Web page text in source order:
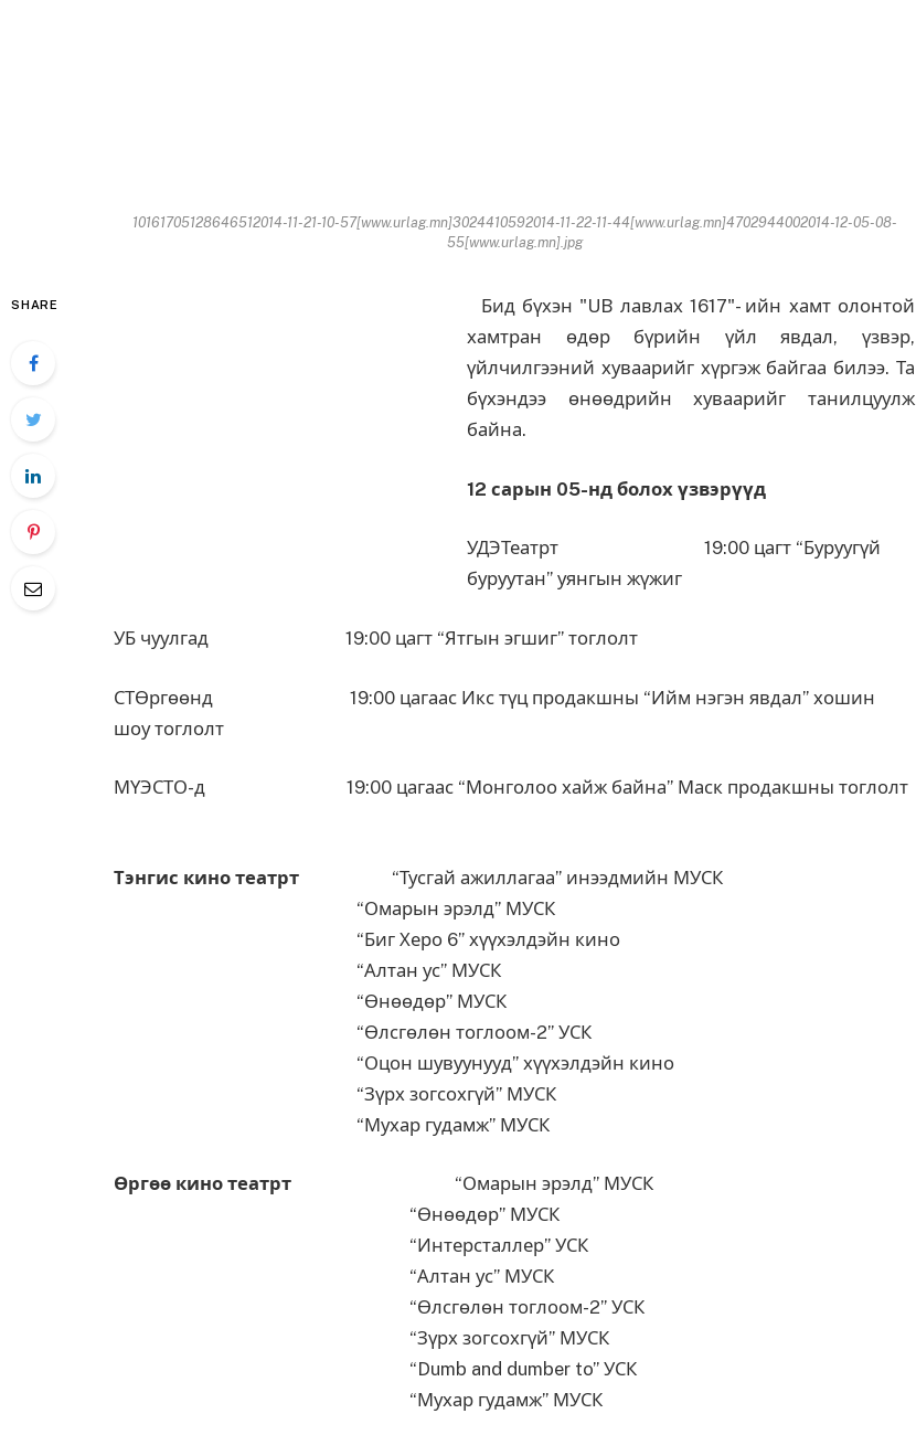
10161705128646512014-11-21-10-57[www.urlag.mn]3024410592014-11-22-11-44[www.urlag.mn]4702944002014-12-05-08-
55[www.urlag.mn].jpg
SHARE
Бид бүхэн "UB лавлах 1617"- ийн хамт олонтой
хамтран өдөр бүрийн үйл явдал, үзвэр,
үйлчилгээний хуваарийг хүргэж байгаа билээ. Та
бүхэндээ өнөөдрийн хуваарийг танилцуулж
байна.
12 сарын 05-нд болох үзвэрүүд
УДЭТеатрт 19:00 цагт “Буруугүй
буруутан” уянгын жүжиг
УБ чуулгад 19:00 цагт “Ятгын эгшиг” тоглолт
СТӨргөөнд 19:00 цагаас Икс түц продакшны “Ийм нэгэн явдал” хошин
шоу тоглолт
МҮЭСТО-д 19:00 цагаас “Монголоо хайж байна” Маск продакшны тоглолт
Тэнгис кино театрт
“Тусгай ажиллагаа” инээдмийн МУСК
“Омарын эрэлд” МУСК
“Биг Херо 6” хүүхэлдэйн кино
“Алтан ус” МУСК
“Өнөөдөр” МУСК
“Өлсгөлөн тоглоом-2” УСК
“Оцон шувуунууд” хүүхэлдэйн кино
“Зүрх зогсохгүй” МУСК
“Мухар гудамж” МУСК
Өргөө кино театрт
“Омарын эрэлд” МУСК
“Өнөөдөр” МУСК
“Интерсталлер” УСК
“Алтан ус” МУСК
“Өлсгөлөн тоглоом-2” УСК
“Зүрх зогсохгүй” МУСК
“Dumb and dumber to” УСК
“Мухар гудамж” МУСК